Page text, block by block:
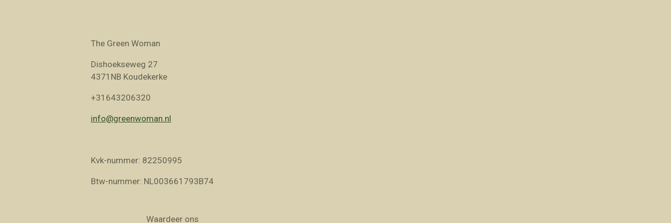
The Green Woman
Dishoekseweg 27
4371NB Koudekerke
+31643206320
info@greenwoman.nl
Kvk-nummer: 82250995
Btw-nummer: NL003661793B74
Waardeer ons